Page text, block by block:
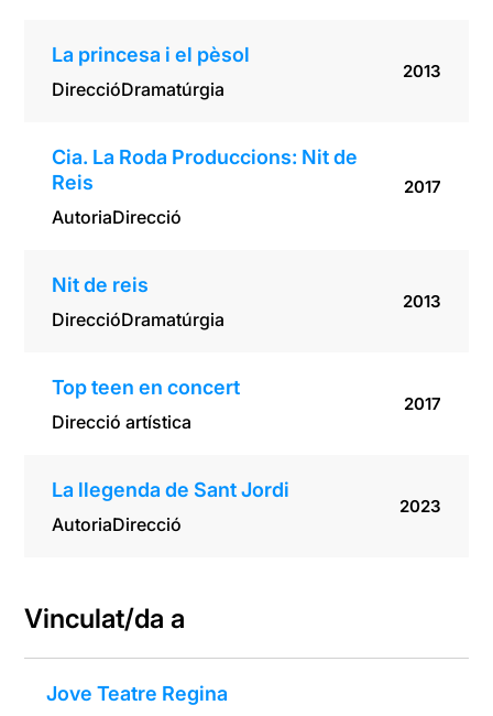
La princesa i el pèsol
DireccióDramatúrgia
2013
Cia. La Roda Produccions: Nit de
Reis
AutoriaDirecció
2017
Nit de reis
DireccióDramatúrgia
2013
Top teen en concert
Direcció artística
2017
La llegenda de Sant Jordi
AutoriaDirecció
2023
Vinculat/da a
Jove Teatre Regina